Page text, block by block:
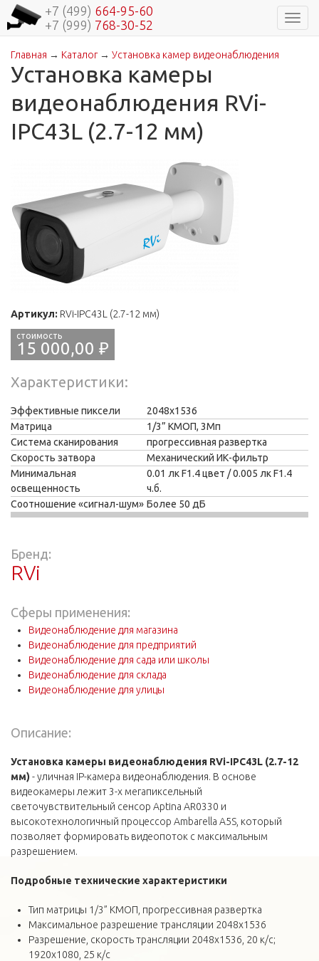
+7 (499) 664-95-60
+7 (999) 768-30-52
Вы здесь
Главная → Каталог→ Установка камер видеонаблюдения
Установка камеры
видеонаблюдения RVi-
IPC43L (2.7-12 мм)
Артикул: RVi-IPC43L (2.7-12 мм)
15 000,00 ₽
Характеристики
Эффективные пиксели
2048x1536
Матрица
1/3” КМОП, 3Мп
Система сканирования
прогрессивная развертка
Скорость затвора
Механический ИК-фильтр
Минимальная
освещенность
0.01 лк F1.4 цвет / 0.005 лк F1.4
ч.б.
Соотношение «сигнал-шум» Более 50 дБ
Бренд:
RVi
Сферы применения:
Видеонаблюдение для магазина
Видеонаблюдение для предприятий
Видеонаблюдение для сада или школы
Видеонаблюдение для склада
Видеонаблюдение для улицы
Описание:
Установка камеры видеонаблюдения RVi-IPC43L (2.7-12
мм) - уличная IP-камера видеонаблюдения. В основе
видеокамеры лежит 3-х мегапиксельный
светочувствительный сенсор Aptina AR0330 и
высокотехнологичный процессор Ambarella A5S, который
позволяет формировать видеопоток с максимальным
разрешением.
Подробные технические характеристики
Тип матрицы 1/3” КМОП, прогрессивная развертка
Максимальное разрешение трансляции 2048x1536
Разрешение, скорость трансляции 2048x1536, 20 к/с;
1920x1080, 25 к/с